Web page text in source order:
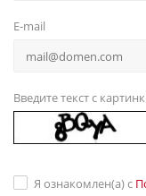
E-mail
Введите текст с
Я ознакомлен(а) с